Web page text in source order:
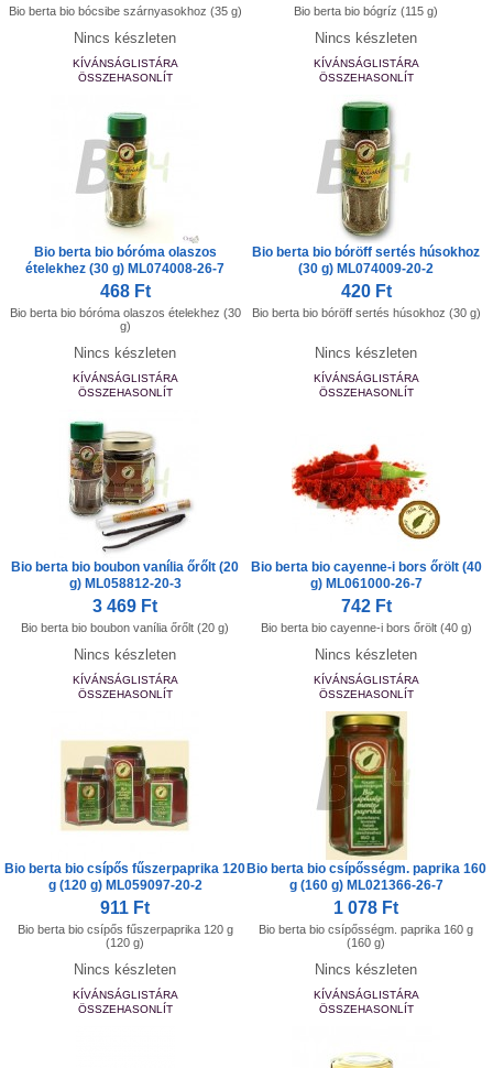
Bio berta bio bócsibe szárnyasokhoz (35 g)
Nincs készleten
KÍVÁNSÁGLISTÁRA
ÖSSZEHASONLÍT
Bio berta bio bógríz (115 g)
Nincs készleten
KÍVÁNSÁGLISTÁRA
ÖSSZEHASONLÍT
Bio berta bio bóróma olaszos
ételekhez (30 g) ML074008-26-7
468 Ft
Bio berta bio bóróma olaszos ételekhez (30
g)
Nincs készleten
KÍVÁNSÁGLISTÁRA
ÖSSZEHASONLÍT
Bio berta bio bóröff sertés húsokhoz
(30 g) ML074009-20-2
420 Ft
Bio berta bio bóröff sertés húsokhoz (30 g)
Nincs készleten
KÍVÁNSÁGLISTÁRA
ÖSSZEHASONLÍT
Bio berta bio boubon vanília őrőlt (20
g) ML058812-20-3
3 469 Ft
Bio berta bio boubon vanília őrőlt (20 g)
Nincs készleten
KÍVÁNSÁGLISTÁRA
ÖSSZEHASONLÍT
Bio berta bio cayenne-i bors őrölt (40
g) ML061000-26-7
742 Ft
Bio berta bio cayenne-i bors őrölt (40 g)
Nincs készleten
KÍVÁNSÁGLISTÁRA
ÖSSZEHASONLÍT
Bio berta bio csípős fűszerpaprika 120
g (120 g) ML059097-20-2
911 Ft
Bio berta bio csípős fűszerpaprika 120 g
(120 g)
Nincs készleten
KÍVÁNSÁGLISTÁRA
ÖSSZEHASONLÍT
Bio berta bio csípősségm. paprika 160
g (160 g) ML021366-26-7
1 078 Ft
Bio berta bio csípősségm. paprika 160 g
(160 g)
Nincs készleten
KÍVÁNSÁGLISTÁRA
ÖSSZEHASONLÍT